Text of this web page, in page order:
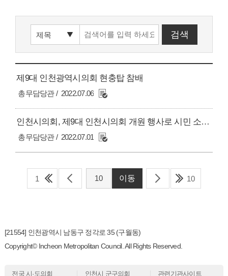
제9대 인천광역시의회 현충탑 참배
총무담당관 2022.07.06
인천시의회, 제9대 인천시의회 개원 행사로 시민 소통의 장 마련
총무담당관 2022.07.01
1 10
[21554] 인천광역시 남동구 정각로 35 (구월동)
Copyright© Incheon Metropolitan Council. All Rights Reserved.
전국 시·도의회 인천시 군구의회 관련기관사이트